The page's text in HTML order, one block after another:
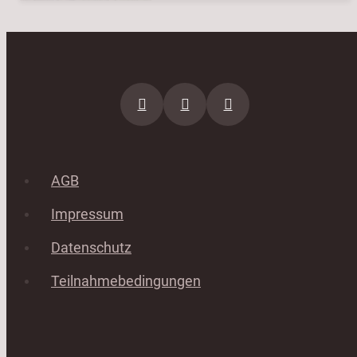
AGB
Impressum
Datenschutz
Teilnahmebedingungen